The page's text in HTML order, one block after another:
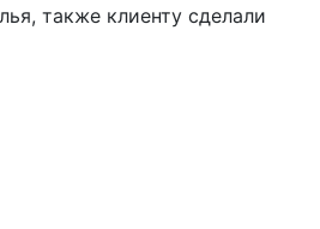
также клиенту сделали